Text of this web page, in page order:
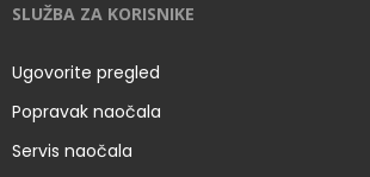
SLUŽBA ZA KORISNIKE
Ugovorite pregled
Popravak naočala
Servis naočala